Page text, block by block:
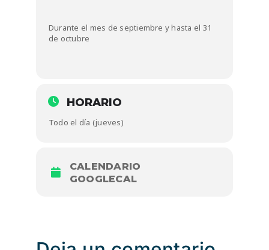
Durante el mes de septiembre y hasta el 31
de octubre
HORARIO
Todo el día (jueves)
CALENDARIO
GOOGLECAL